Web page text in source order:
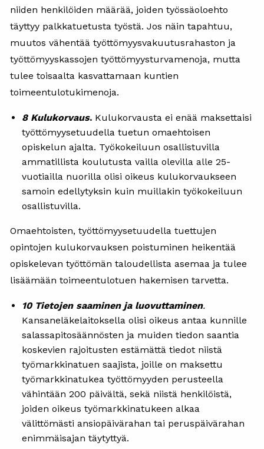
niiden henkilöiden määrää, joiden työssäoloehto
täyttyy palkkatuetusta työstä. Jos näin tapahtuu,
muutos vähentää työttömyysvakuutusrahaston ja
työttömyyskassojen työttömyysturvamenoja, mutta
tulee toisaalta kasvattamaan kuntien
toimeentulotukimenoja.
8 Kulukorvaus. Kulukorvausta ei enää maksettaisi
työttömyysetuudella tuetun omaehtoisen
opiskelun ajalta. Työkokeiluun osallistuvilla
ammatillista koulutusta vailla olevilla alle 25-
vuotiailla nuorilla olisi oikeus kulukorvaukseen
samoin edellytyksin kuin muillakin työkokeiluun
osallistuvilla.
Omaehtoisten, työttömyysetuudella tuettujen
opintojen kulukorvauksen poistuminen heikentää
opiskelevan työttömän taloudellista asemaa ja tulee
lisäämään toimeentulotuen hakemisen tarvetta.
10 Tietojen saaminen ja luovuttaminen.
Kansaneläkelaitoksella olisi oikeus antaa kunnille
salassapitosäännösten ja muiden tiedon saantia
koskevien rajoitusten estämättä tiedot niistä
työmarkkinatuen saajista, joille on maksettu
työmarkkinatukea työttömyyden perusteella
vähintään 200 päivältä, sekä niistä henkilöistä,
joiden oikeus työmarkkinatukeen alkaa
välittömästi ansiopäivärahan tai peruspäivärahan
enimmäisajan täytyttyä.